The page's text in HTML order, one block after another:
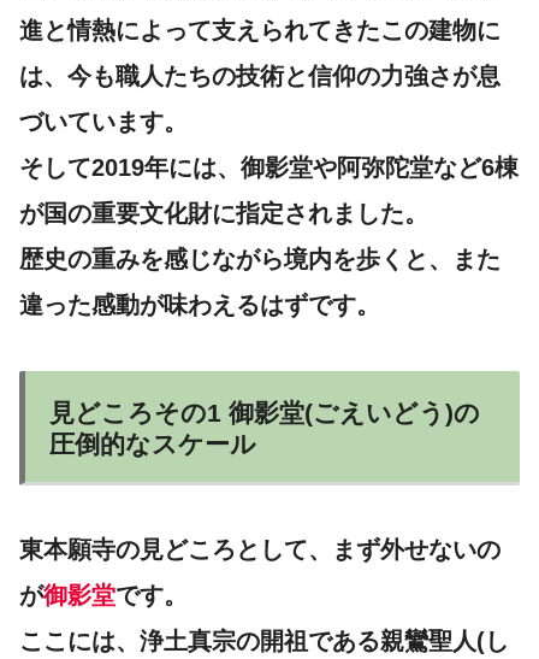
進と情熱によって支えられてきたこの建物に
は、今も職人たちの技術と信仰の力強さが息
づいています。
そして2019年には、御影堂や阿弥陀堂など6棟
が国の重要文化財に指定されました。
歴史の重みを感じながら境内を歩くと、また
違った感動が味わえるはずです。
見どころその1 御影堂(ごえいどう)の
圧倒的なスケール
東本願寺の見どころとして、まず外せないの
が御影堂です。
ここには、浄土真宗の開祖である親鸞聖人(し